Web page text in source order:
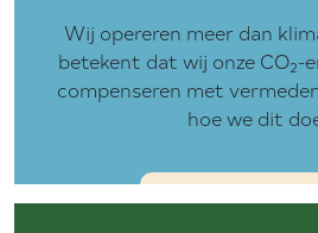
Wij opereren meer dan
betekent dat wij onze CO2-
compenseren met
hoe we dit